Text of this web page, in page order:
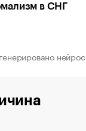
в СНГ